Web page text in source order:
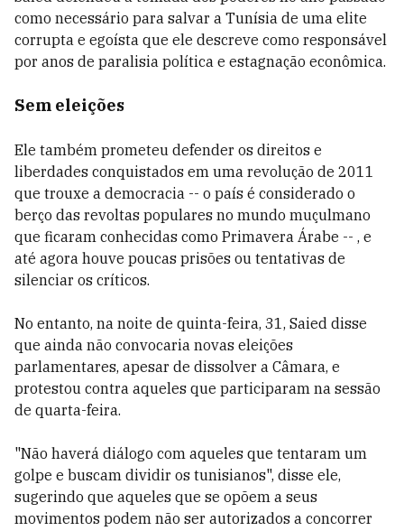
como necessário para salvar a Tunísia de uma elite
corrupta e egoísta que ele descreve como responsável
por anos de paralisia política e estagnação econômica.
Sem eleições
Ele também prometeu defender os direitos e
liberdades conquistados em uma revolução de 2011
que trouxe a democracia -- o país é considerado o
berço das revoltas populares no mundo muçulmano
que ficaram conhecidas como Primavera Árabe -- , e
até agora houve poucas prisões ou tentativas de
silenciar os críticos.
No entanto, na noite de quinta-feira, 31, Saied disse
que ainda não convocaria novas eleições
parlamentares, apesar de dissolver a Câmara, e
protestou contra aqueles que participaram na sessão
de quarta-feira.
"Não haverá diálogo com aqueles que tentaram um
golpe e buscam dividir os tunisianos", disse ele,
sugerindo que aqueles que se opõem a seus
movimentos podem não ser autorizados a concorrer